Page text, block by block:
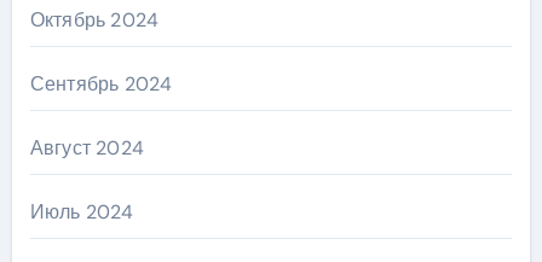
Октябрь 2024
Сентябрь 2024
Август 2024
Июль 2024